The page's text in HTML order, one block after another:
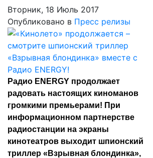
Вторник, 18 Июль 2017
Опубликовано в Пресс релизы
Радио ENERGY продолжает
радовать настоящих киноманов
громкими премьерами! При
информационном партнерстве
радиостанции на экраны
кинотеатров выходит шпионский
триллер «Взрывная блондинка»,